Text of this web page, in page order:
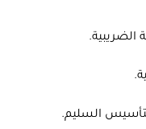
الضريبية.
السليم.